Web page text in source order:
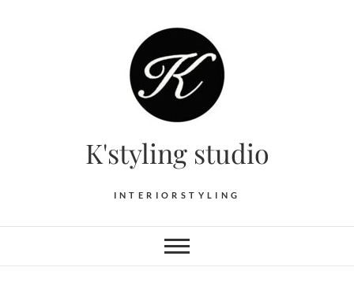
K'styling studio
INTERIORSTYLING